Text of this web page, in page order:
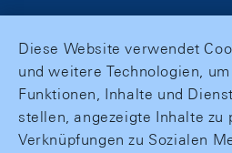
Diese Website verwendet
und weitere Technologien,
Funktionen, Inhalte und
stellen, angezeigte Inhalte zu
Verknüpfungen zu Sozialen